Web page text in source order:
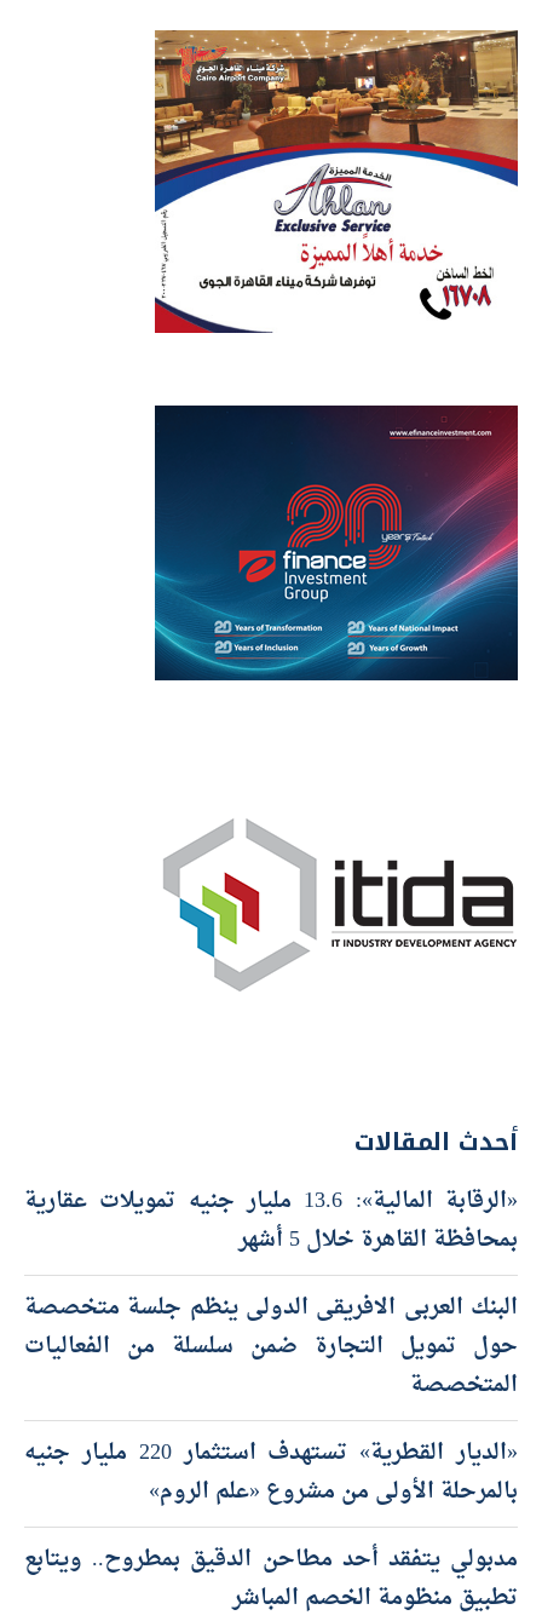
أحدث المقالات
«الرقابة المالية»: 13.6 مليار جنيه تمويلات عقارية
بمحافظة القاهرة خلال 5 أشهر
البنك العربى الافريقى الدولى ينظم جلسة متخصصة
حول تمويل التجارة ضمن سلسلة من الفعاليات
المتخصصة
«الديار القطرية» تستهدف استثمار 220 مليار جنيه
بالمرحلة الأولى من مشروع «علم الروم»
مدبولي يتفقد أحد مطاحن الدقيق بمطروح.. ويتابع
تطبيق منظومة الخصم المباشر